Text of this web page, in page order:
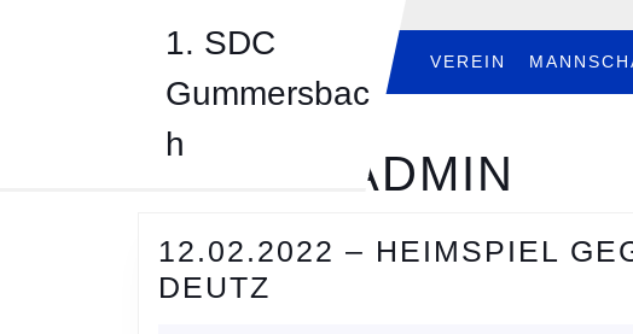
1. SDC
Gummersbac
h
VEREIN
AUTOR: ADMIN
12.02.2022 – HEIMSPIEL
DEUTZ